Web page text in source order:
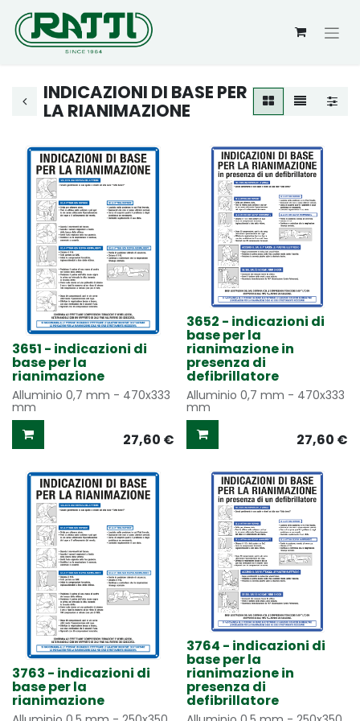
INDICAZIONI DI BASE PER
LA RIANIMAZIONE
3651 - indicazioni di
base per la
rianimazione
Alluminio 0,7 mm - 470x333
mm
27,60 €
3652 - indicazioni di
base per la
rianimazione in
presenza di
defibrillatore
Alluminio 0,7 mm - 470x333
mm
27,60 €
3763 - indicazioni di
base per la
rianimazione
3764 - indicazioni di
base per la
rianimazione in
presenza di
defibrillatore